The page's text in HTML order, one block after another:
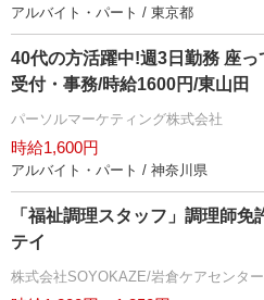
アルバイト・パート / 東京都
40代の方活躍中!週3日勤務 座
受付・事務/時給1600円/東山田
パーソルマーケティング株式会社
時給1,600円
アルバイト・パート / 神奈川県
「福祉調理スタッフ」調理師
テイ
株式会社SOYOKAZE/岩倉ケアセンタ